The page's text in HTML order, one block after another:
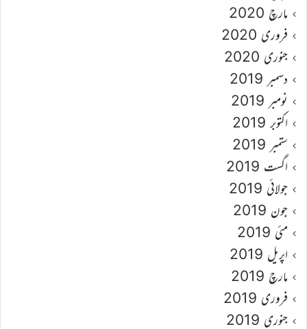
مارچ 2020
فروری 2020
جنوری 2020
دسمبر 2019
نومبر 2019
اکتوبر 2019
ستمبر 2019
اگست 2019
جولائی 2019
جون 2019
مئی 2019
اپریل 2019
مارچ 2019
فروری 2019
جنوری 2019